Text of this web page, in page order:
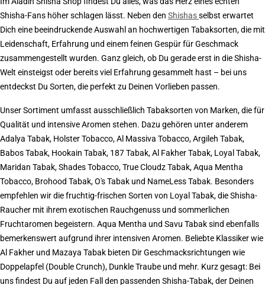
Shisha-Fans höher schlagen lässt. Neben den Shishasselbst erwartet
Dich eine beeindruckende Auswahl an hochwertigen Tabaksorten, die mit
Leidenschaft, Erfahrung und einem feinen Gespür für Geschmack
zusammengestellt wurden. Ganz gleich, ob Du gerade erst in die Shisha-
Welt einsteigst oder bereits viel Erfahrung gesammelt hast – bei uns
entdeckst Du Sorten, die perfekt zu Deinen Vorlieben passen.
Unser Sortiment umfasst ausschließlich Tabaksorten von Marken, die für
Qualität und intensive Aromen stehen. Dazu gehören unter anderem
Adalya Tabak, Holster Tobacco, Al Massiva Tobacco, Argileh Tabak,
Babos Tabak, Hookain Tabak, 187 Tabak, Al Fakher Tabak, Loyal Tabak,
Maridan Tabak, Shades Tobacco, True Cloudz Tabak, Aqua Mentha
Tobacco, Brohood Tabak, O's Tabak und NameLess Tabak. Besonders
empfehlen wir die fruchtig-frischen Sorten von Loyal Tabak, die Shisha-
Raucher mit ihrem exotischen Rauchgenuss und sommerlichen
Fruchtaromen begeistern. Aqua Mentha und Savu Tabak sind ebenfalls
bemerkenswert aufgrund ihrer intensiven Aromen. Beliebte Klassiker wie
Al Fakher und Mazaya Tabak bieten Dir Geschmacksrichtungen wie
Doppelapfel (Double Crunch), Dunkle Traube und mehr. Kurz gesagt: Bei
uns findest Du auf jeden Fall den passenden Shisha-Tabak, der Deinen